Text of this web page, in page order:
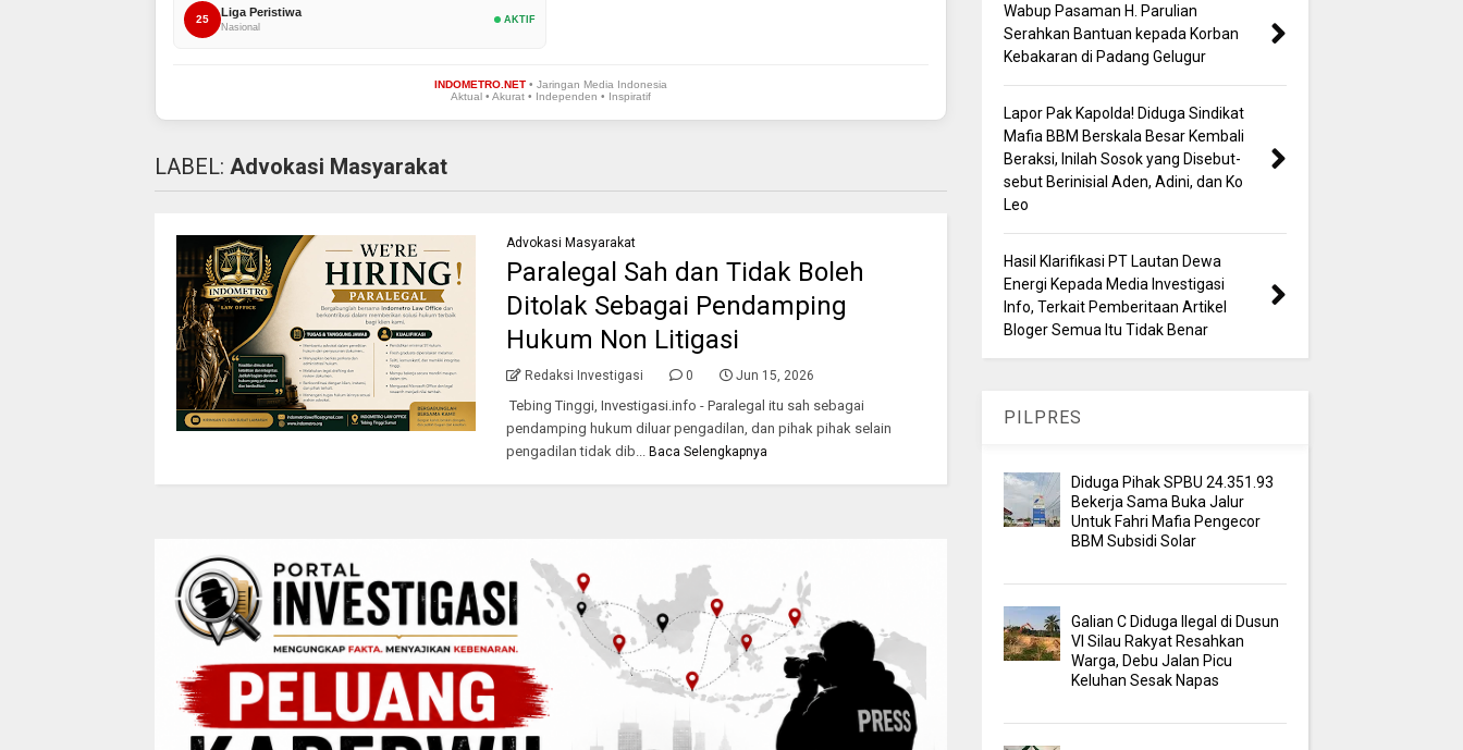
25
Liga Peristiwa
Nasional
AKTIF
INDOMETRO.NET • Jaringan Media Indonesia
Aktual • Akurat • Independen • Inspiratif
LABEL: Advokasi Masyarakat
Advokasi Masyarakat
Paralegal Sah dan Tidak Boleh
Ditolak Sebagai Pendamping
Hukum Non Litigasi
Redaksi Investigasi 0 Jun 15, 2026
Tebing Tinggi, Investigasi.info - Paralegal itu sah sebagai
pendamping hukum diluar pengadilan, dan pihak pihak selain
pengadilan tidak dib...
Baca Selengkapnya
Wabup Pasaman H. Parulian
Serahkan Bantuan kepada Korban
Kebakaran di Padang Gelugur
Lapor Pak Kapolda! Diduga Sindikat
Mafia BBM Berskala Besar Kembali
Beraksi, Inilah Sosok yang Disebut-
sebut Berinisial Aden, Adini, dan Ko
Leo
Hasil Klarifikasi PT Lautan Dewa
Energi Kepada Media Investigasi
Info, Terkait Pemberitaan Artikel
Bloger Semua Itu Tidak Benar
PILPRES
Diduga Pihak SPBU 24.351.93
Bekerja Sama Buka Jalur
Untuk Fahri Mafia Pengecor
BBM Subsidi Solar
Galian C Diduga Ilegal di Dusun
VI Silau Rakyat Resahkan
Warga, Debu Jalan Picu
Keluhan Sesak Napas